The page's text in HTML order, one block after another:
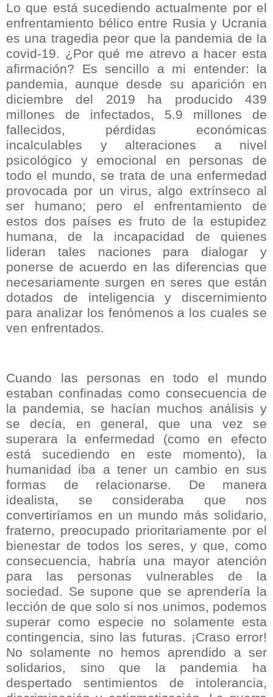
Lo que está sucediendo actualmente por el
enfrentamiento bélico entre Rusia y Ucrania
es una tragedia peor que la pandemia de la
covid-19. ¿Por qué me atrevo a hacer esta
afirmación? Es sencillo a mi entender: la
pandemia, aunque desde su aparición en
diciembre del 2019 ha producido 439
millones de infectados, 5.9 millones de
fallecidos, pérdidas económicas
incalculables y alteraciones a nivel
psicológico y emocional en personas de
todo el mundo, se trata de una enfermedad
provocada por un virus, algo extrínseco al
ser humano; pero el enfrentamiento de
estos dos países es fruto de la estupidez
humana, de la incapacidad de quienes
lideran tales naciones para dialogar y
ponerse de acuerdo en las diferencias que
necesariamente surgen en seres que están
dotados de inteligencia y discernimiento
para analizar los fenómenos a los cuales se
ven enfrentados.
Cuando las personas en todo el mundo
estaban confinadas como consecuencia de
la pandemia, se hacían muchos análisis y
se decía, en general, que una vez se
superara la enfermedad (como en efecto
está sucediendo en este momento), la
humanidad iba a tener un cambio en sus
formas de relacionarse. De manera
idealista, se consideraba que nos
convertiríamos en un mundo más solidario,
fraterno, preocupado prioritariamente por el
bienestar de todos los seres, y que, como
consecuencia, habría una mayor atención
para las personas vulnerables de la
sociedad. Se supone que se aprendería la
lección de que solo si nos unimos, podemos
superar como especie no solamente esta
contingencia, sino las futuras. ¡Craso error!
No solamente no hemos aprendido a ser
solidarios, sino que la pandemia ha
despertado sentimientos de intolerancia,